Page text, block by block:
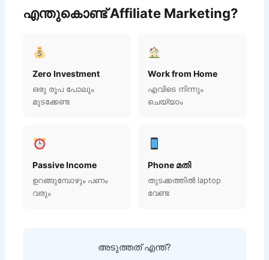
എന്തുകൊണ്ട് Affiliate Marketing?
Zero Investment
ഒരു രൂപ പോലും
മുടക്കേണ്ട
Work from Home
എവിടെ നിന്നും
ചെയ്യാം
Passive Income
ഉറങ്ങുമ്പോഴും പണം
വരും
Phone മതി
തുടക്കത്തിൽ laptop
വേണ്ട
അടുത്തത് എന്ത്?